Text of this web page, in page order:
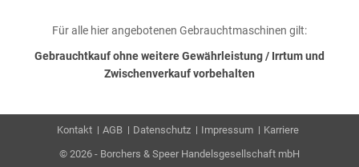
Für alle hier angebotenen Gebrauchtmaschinen gilt:
Gebrauchtkauf ohne weitere Gewährleistung / Irrtum und
Zwischenverkauf vorbehalten
Kontakt AGB Datenschutz Impressum
Karriere
© 2026 - Borchers & Speer Handelsgesellschaft mbH